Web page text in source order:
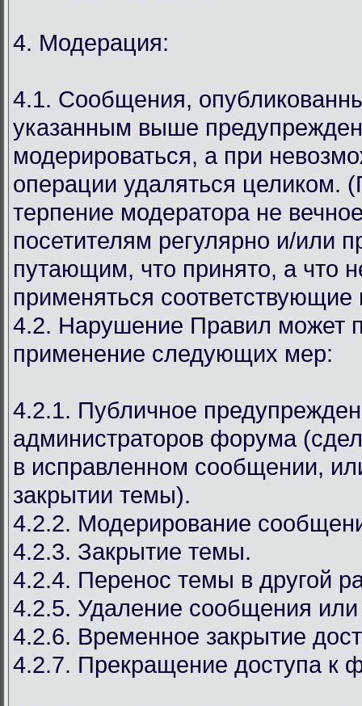
4. Модерация:
4.1. Сообщения,
указанным выше
модерироваться, а при
операции удаляться целиком.
терпение модератора не
посетителям регулярно и/или
путающим, что принято, а что
применяться
4.2. Нарушение Правил может
применение следующих мер:
4.2.1. Публичное
администраторов форума
в исправленном сообщении,
закрытии темы).
4.2.2. Модерирование
4.2.3. Закрытие темы.
4.2.4. Перенос темы в другой
4.2.5. Удаление сообщения
4.2.6. Временное закрытие
4.2.7. Прекращение доступа к